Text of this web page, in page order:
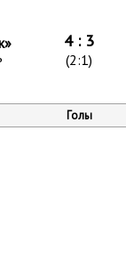
4 : 3
(2:1)
Голы